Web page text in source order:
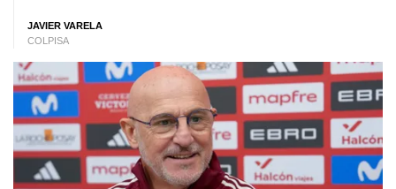
JAVIER VARELA
COLPISA